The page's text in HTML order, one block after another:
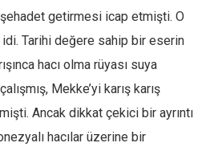
getirmesi icap etmişti. O
Tarihi değere sahip bir eserin
hacı olma rüyası suya
Mekke’yi karış karış
Ancak dikkat çekici bir ayrıntı
hacılar üzerine bir